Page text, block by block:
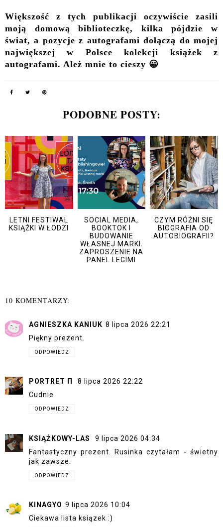
Większość z tych publikacji oczywiście zasili
moją domową biblioteczkę, kilka pójdzie w
świat, a pozycje z autografami dołączą do mojej
największej w Polsce kolekcji książek z
autografami. Ależ mnie to cieszy 😀
PODOBNE POSTY:
LETNI FESTIWAL
KSIĄŻKI W ŁODZI
SOCIAL MEDIA,
BOOKTOK I
BUDOWANIE
WŁASNEJ MARKI.
ZAPROSZENIE NA
PANEL LEGIMI
CZYM RÓŻNI SIĘ
BIOGRAFIA OD
AUTOBIOGRAFII?
10 KOMENTARZY:
AGNIESZKA KANIUK 8 lipca 2026 22:21
Piękny prezent.
ODPOWIEDZ
PORTRET Π
8 lipca 2026 22:22
Cudnie
ODPOWIEDZ
KSIĄŻKOWY-LAS
9 lipca 2026 04:34
Fantastyczny prezent. Rusinka czytałam - świetny
jak zawsze.
ODPOWIEDZ
KINAGYO 9 lipca 2026 10:04
Ciekawa lista ksiązek :)